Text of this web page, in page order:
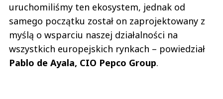
uruchomiliśmy ten ekosystem, jednak od
samego początku został on zaprojektowany z
myślą o wsparciu naszej działalności na
wszystkich europejskich rynkach – powiedział
Pablo de Ayala, CIO Pepco Group.